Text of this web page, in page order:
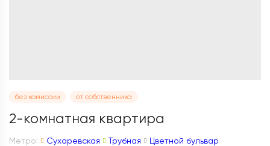
без комиссии от собственника
2-комнатная квартира
Метро: Сухаревская Трубная
Цветной бульвар